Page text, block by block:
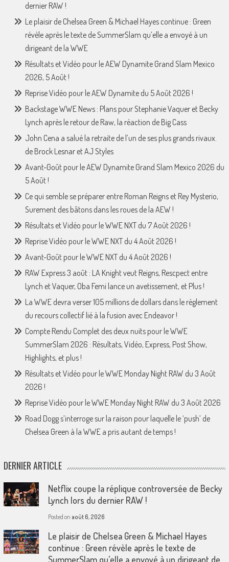
dernier RAW !
Le plaisir de Chelsea Green & Michael Hayes continue : Green
révèle après le texte de SummerSlam qu’elle a envoyé à un
dirigeant de la WWE
Résultats et Vidéo pour le AEW Dynamite Grand Slam Mexico
2026, 5 Août !
Reprise Vidéo pour le AEW Dynamite du 5 Août 2026 !
Backstage WWE News : Plans pour Stephanie Vaquer et Becky
Lynch après le retour de Raw, la réaction de Big Cass
John Cena a salué la retraite de l’un de ses plus grands rivaux.
de Brock Lesnar et AJ Styles
Avant-Goût pour le AEW Dynamite Grand Slam Mexico 2026 du
5 Août !
Ce qui semble se préparer entre Roman Reigns et Rey Mysterio,
Surement des bâtons dans les roues de la AEW !
Résultats et Vidéo pour le WWE NXT du 7 Août 2026 !
Reprise Vidéo pour le WWE NXT du 4 Août 2026 !
Avant-Goût pour le WWE NXT du 4 Août 2026 !
RAW Express 3 août : LA Knight veut Reigns, Rescpect entre
Lynch et Vaquer, Oba Femi lance un avetissement, et Plus !
La WWE devra verser 105 millions de dollars dans le règlement
du recours collectif lié à la fusion avec Endeavor !
Compte Rendu Complet des deux nuits pour le WWE
SummerSlam 2026 : Résultats, Vidéo, Express, Post Show,
Highlights, et plus !
Résultats et Vidéo pour le WWE Monday Night RAW du 3 Août
2026 !
Reprise Vidéo pour le WWE Monday Night RAW du 3 Août 2026
Road Dogg s’interroge sur la raison pour laquelle le ‘push’ de
Chelsea Green à la WWE a pris autant de temps !
DERNIER ARTICLE
Netflix coupe la réplique controversée de Becky
Lynch lors du dernier RAW !
Posted on août 6, 2026
Le plaisir de Chelsea Green & Michael Hayes
continue : Green révèle après le texte de
SummerSlam qu’elle a envoyé à un dirigeant de